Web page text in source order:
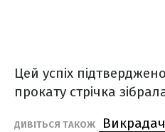
Цей успіх
прокату стрічка
ДИВІТЬСЯ ТАКОЖ